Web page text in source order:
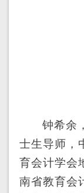
钟希余，
士生导师，
育会计学会
南省教育会